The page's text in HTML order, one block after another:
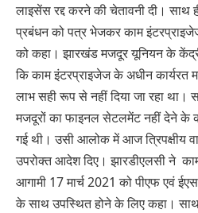
लाइसेंस रद्द करने की चेतावनी दी। साथ
प्रबंधन को पत्र भेजकर काम
को कहा। झारखंड मजदूर यूनियन के
कि काम इंटरप्राइजेज के अधीन कार्यरत
लाभ सही रूप से नहीं दिया जा रहा था।
मजदूरों का फाइनल सेटलमेंट नहीं देने के
गई थी। उसी आलोक में आज त्रिपक्षीय
उपरोक्त आदेश दिए। झारडीएलसी ने
आगामी 17 मार्च 2021 को पीएफ एवं
के साथ उपस्थित होने के लिए कहा।